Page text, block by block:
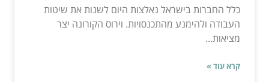
כלל החברות בישראל נאלצות היום לשנות את שיטות
העבודה ולהימנע מהתכנסויות. וירוס הקורונה יצר
מציאות...
קרא עוד »